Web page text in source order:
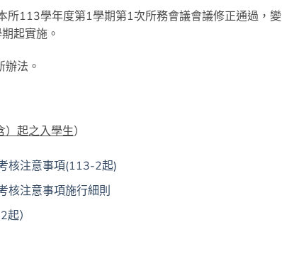
所113學年度第1學期第1次所務會議會議修正通過，
起實施。
法。
）起之入學生）
核注意事項(113-2起)
核注意事項施行細則
）